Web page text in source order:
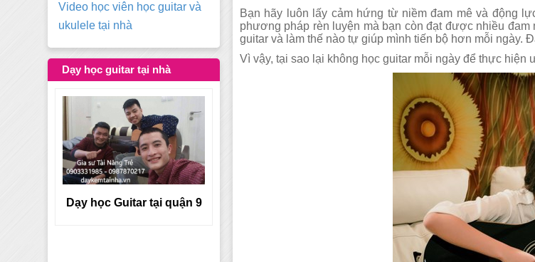
Bạn hãy luôn lấy cảm hứng từ niềm đam mê và động
phương pháp rèn luyện mà bạn còn đạt được nhiều
guitar và làm thế nào tự giúp mình tiến bộ hơn mỗi ngày.
Vì vậy, tại sao lại không học guitar mỗi ngày để thực hiện
Video học viên học guitar và
ukulele tại nhà
Dạy học guitar tại nhà
Dạy học Guitar tại quận 9
Dạy học Guitar tại quận 7